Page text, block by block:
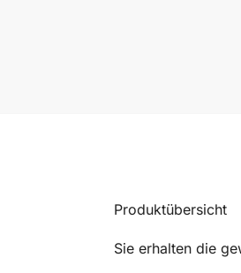
Produktübersicht
Sie erhalten die